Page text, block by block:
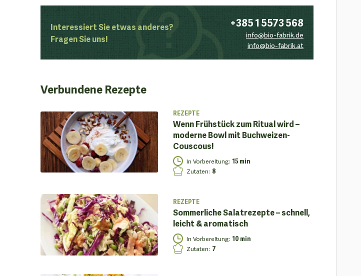
Interessiert Sie etwas anderes?
Fragen Sie uns!
+385 1 5573 568
info@bio-fabrik.de
info@bio-fabrik.at
VerbundeneRezepte
REZEPTE
Wenn Frühstück zum Ritual wird –
moderne Bowl mit Buchweizen-
Couscous!
In Vorbereitung: 15 min
Zutaten: 8
REZEPTE
Sommerliche Salatrezepte – schnell,
leicht & aromatisch
In Vorbereitung: 10 min
Zutaten: 7